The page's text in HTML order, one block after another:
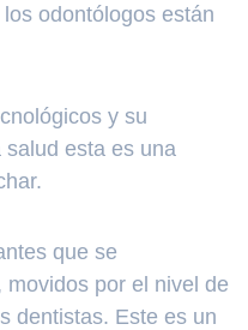
odontólogos están
y su
esta es una
que se
por el nivel de
dentistas. Este es un